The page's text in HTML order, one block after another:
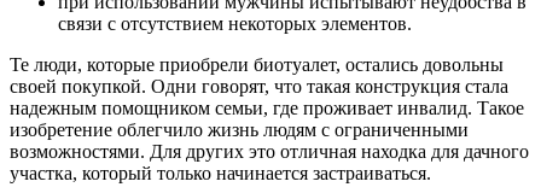
связи с отсутствием некоторых элементов.
Те люди, которые приобрели биотуалет, остались довольны
своей покупкой. Одни говорят, что такая конструкция стала
надежным помощником семьи, где проживает инвалид. Такое
изобретение облегчило жизнь людям с ограниченными
возможностями. Для других это отличная находка для дачного
участка, который только начинается застраиваться.